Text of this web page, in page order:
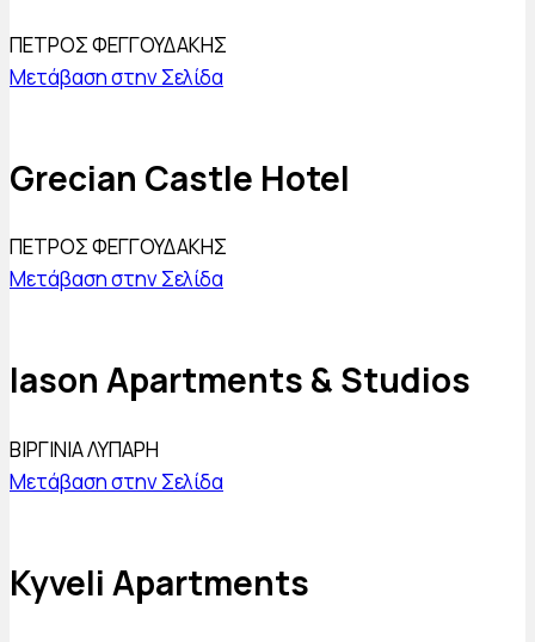
ΠΕΤΡΟΣ ΦΕΓΓΟΥΔΑΚΗΣ
Μετάβαση στην Σελίδα
Grecian Castle Hotel
ΠΕΤΡΟΣ ΦΕΓΓΟΥΔΑΚΗΣ
Μετάβαση στην Σελίδα
Iason Apartments & Studios
ΒΙΡΓΙΝΙΑ ΛΥΠΑΡΗ
Μετάβαση στην Σελίδα
Kyveli Apartments